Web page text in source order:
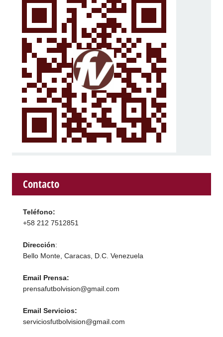
Contacto
Teléfono:
+58 212 7512851
Dirección:
Bello Monte, Caracas, D.C. Venezuela
Email Prensa:
prensafutbolvision@gmail.com
Email Servicios:
serviciosfutbolvision@gmail.com